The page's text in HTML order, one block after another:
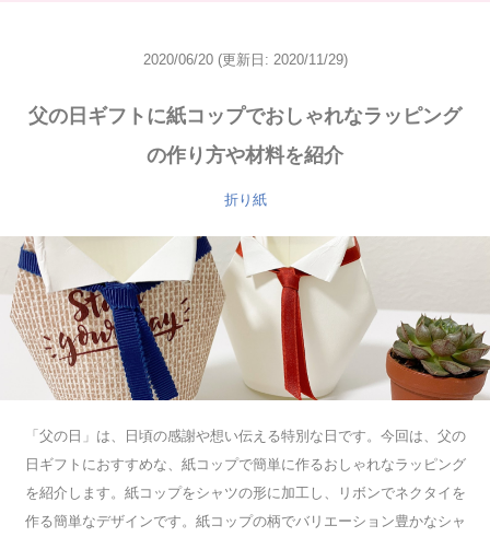
2020/06/20 (更新日: 2020/11/29)
父の日ギフトに紙コップでおしゃれなラッピング
の作り方や材料を紹介
折り紙
「父の日」は、日頃の感謝や想い伝える特別な日です。今回は、父の
日ギフトにおすすめな、紙コップで簡単に作るおしゃれなラッピング
を紹介します。紙コップをシャツの形に加工し、リボンでネクタイを
作る簡単なデザインです。紙コップの柄でバリエーション豊かなシャ